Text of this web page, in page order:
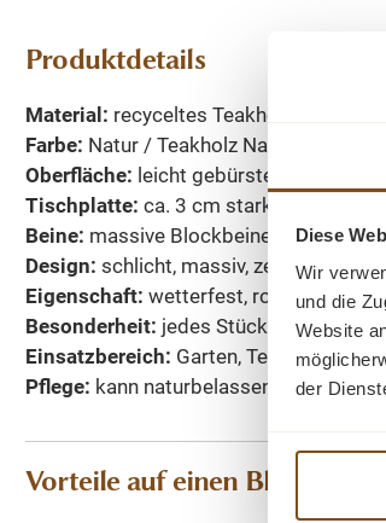
Diese
Wir
und die
Website
der
Produktdetails
Material: recyceltes Teakholz massiv
Farbe: Natur / Teakholz Natur
Oberfläche: leicht gebürstet
Tischplatte: ca. 3 cm stark
Beine: massive Blockbeine, ca. 10 x 10
Design: schlicht, massiv, zeitlos
Eigenschaft: wetterfest, robust,
Besonderheit: jedes Stück ein Unikat
Einsatzbereich: Garten, Terrasse,
Pflege: kann naturbelassen genutzt
Vorteile auf einen Blick